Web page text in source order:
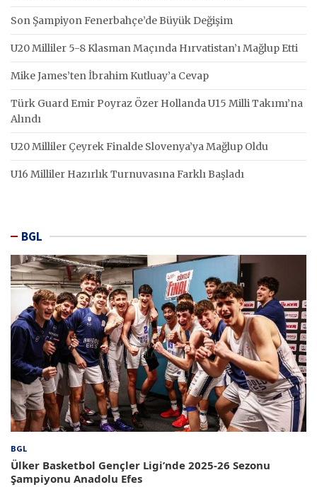
Son Şampiyon Fenerbahçe’de Büyük Değişim
U20 Milliler 5-8 Klasman Maçında Hırvatistan’ı Mağlup Etti
Mike James’ten İbrahim Kutluay’a Cevap
Türk Guard Emir Poyraz Özer Hollanda U15 Milli Takımı’na
Alındı
U20 Milliler Çeyrek Finalde Slovenya’ya Mağlup Oldu
U16 Milliler Hazırlık Turnuvasına Farklı Başladı
BGL
BGL
Ülker Basketbol Gençler Ligi’nde 2025-26 Sezonu
Şampiyonu Anadolu Efes